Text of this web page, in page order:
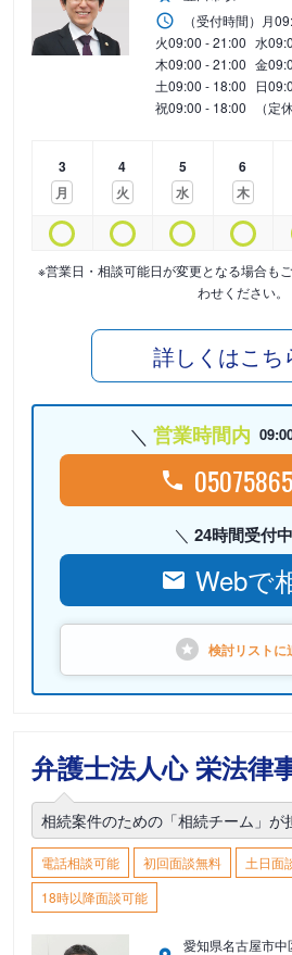
（受付時間） 月
火09:00 - 21:00 水
木09:00 - 21:00 金
土09:00 - 18:00 日
祝09:00 - 18:00 （定
3
月
4
火
5
水
6
木
※営業日・相談可能日が変更となる場合も
わせください。
詳しくはこち
営業時間内
24時間受付中
Webで
検討リストに
弁護士法人心 栄法律
相続案件のための「相続チーム」が
電話相談可能 初回面談無料
土日面
18時以降面談可能
愛知県名古屋市